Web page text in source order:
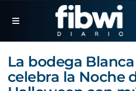
La bodega Blanca
celebra la Noche